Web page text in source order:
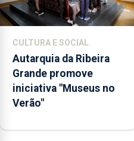
e
abrange
respostas
habitacionais,
anunciou
o
Governo
CULTURA E SOCIAL
Autarquia da Ribeira
Grande promove
iniciativa "Museus no
Verão"